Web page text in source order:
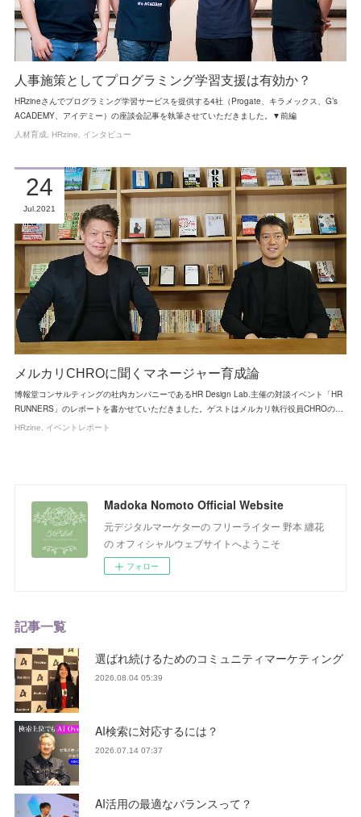
人事施策としてプログラミング学習支援は有効か？
HRzineさんでプログラミング学習サービスを提供する4社（Progate、キラメックス、G’s
ACADEMY、アイデミー）の座談会記事を執筆させていただきました。▼前編
人材育成 HRzine インタビュー
メルカリCHROに聞くマネージャー育成論
博報堂コンサルティングの社内カンパニーであるHR Design Lab.主催の対談イベント「HR
RUNNERS」のレポートを書かせていただきました。ゲストはメルカリ執行役員CHROの…
24
Jul 2021
HRzine イベントレポート
Madoka Nomoto Official Website
元デジタルマーケターの フリーライター 野本 纏花
の オフィシャルウェブサイトへようこそ
フォロー
記事一覧
選ばれ続けるためのコミュニティマーケティング
2026.08.04 05:39
AI検索に対応するには？
2026.07.14 07:37
AI活用の最適なバランスって？